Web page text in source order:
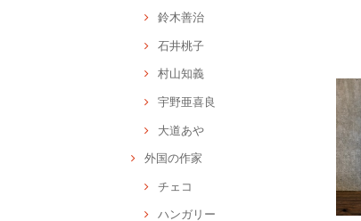
鈴木善治
石井桃子
村山知義
宇野亜喜良
大道あや
外国の作家
チェコ
ハンガリー